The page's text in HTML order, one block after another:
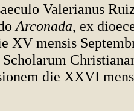
Valerianus
Arconada, ex
XV mensis
die XXVI